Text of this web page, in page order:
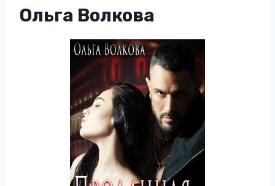
Ольга Волкова